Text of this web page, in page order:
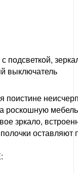
подсветкой,
выключатель
поистине
роскошную
зркало,
оставляют